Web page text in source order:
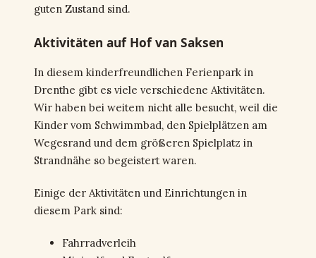
guten Zustand sind.
Aktivitäten auf Hof van Saksen
In diesem kinderfreundlichen Ferienpark in
Drenthe gibt es viele verschiedene Aktivitäten.
Wir haben bei weitem nicht alle besucht, weil die
Kinder vom Schwimmbad, den Spielplätzen am
Wegesrand und dem größeren Spielplatz in
Strandnähe so begeistert waren.
Einige der Aktivitäten und Einrichtungen in
diesem Park sind:
Fahrradverleih